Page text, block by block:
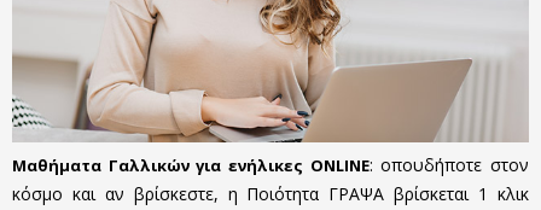
Μαθήματα Γαλλικών για ενήλικες ONLINE: οπουδήποτε στον
κόσμο και αν βρίσκεστε, η Ποιότητα ΓΡΑΨΑ βρίσκεται 1 κλικ